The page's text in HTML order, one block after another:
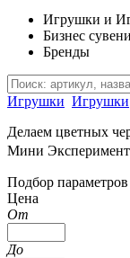
Игрушки и
Бизнес
Бренды
Игрушки Игрушки
Делаем цветных
Мини
Подбор параметров
Цена
От
До